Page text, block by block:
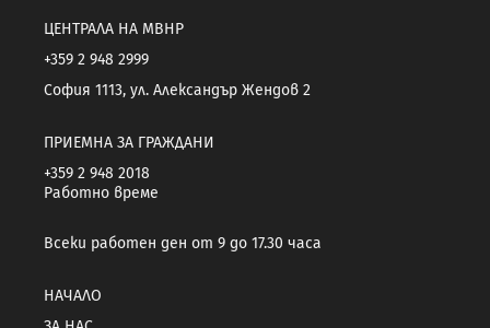
ЦЕНТРАЛА НА МВНР
+359 2 948 2999
София 1113, ул. Александър Жендов 2
ПРИЕМНА ЗА ГРАЖДАНИ
+359 2 948 2018
Работно време
Всеки работен ден от 9 до 17.30 часа
НАЧАЛО